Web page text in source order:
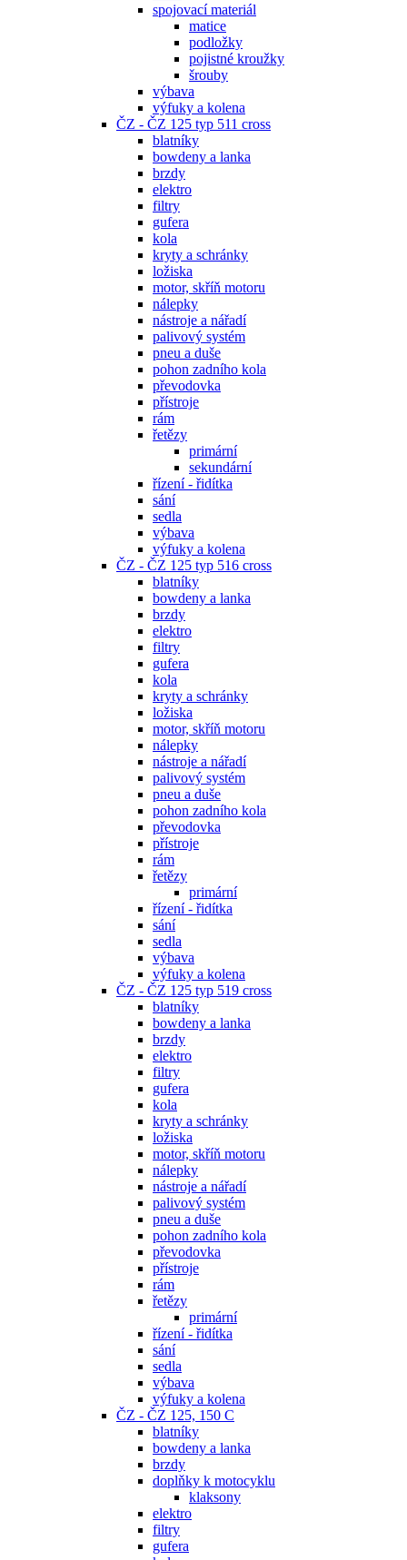
spojovací materiál
matice
podložky
pojistné kroužky
šrouby
výbava
výfuky a kolena
ČZ - ČZ 125 typ 511 cross
blatníky
bowdeny a lanka
brzdy
elektro
filtry
gufera
kola
kryty a schránky
ložiska
motor, skříň motoru
nálepky
nástroje a nářadí
palivový systém
pneu a duše
pohon zadního kola
převodovka
přístroje
rám
řetězy
primární
sekundární
řízení - řidítka
sání
sedla
výbava
výfuky a kolena
ČZ - ČZ 125 typ 516 cross
blatníky
bowdeny a lanka
brzdy
elektro
filtry
gufera
kola
kryty a schránky
ložiska
motor, skříň motoru
nálepky
nástroje a nářadí
palivový systém
pneu a duše
pohon zadního kola
převodovka
přístroje
rám
řetězy
primární
řízení - řidítka
sání
sedla
výbava
výfuky a kolena
ČZ - ČZ 125 typ 519 cross
blatníky
bowdeny a lanka
brzdy
elektro
filtry
gufera
kola
kryty a schránky
ložiska
motor, skříň motoru
nálepky
nástroje a nářadí
palivový systém
pneu a duše
pohon zadního kola
převodovka
přístroje
rám
řetězy
primární
řízení - řidítka
sání
sedla
výbava
výfuky a kolena
ČZ - ČZ 125, 150 C
blatníky
bowdeny a lanka
brzdy
doplňky k motocyklu
klaksony
elektro
filtry
gufera